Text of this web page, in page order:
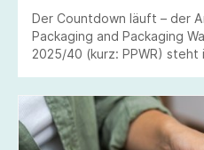
Der Countdown läuft – der
Packaging and Packaging
2025/40 (kurz: PPWR)